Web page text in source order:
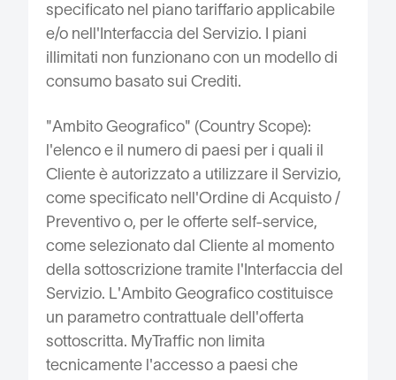
specificato nel piano tariffario applicabile
e/o nell'Interfaccia del Servizio. I piani
illimitati non funzionano con un modello di
consumo basato sui Crediti.
"Ambito Geografico" (Country Scope):
l'elenco e il numero di paesi per i quali il
Cliente è autorizzato a utilizzare il Servizio,
come specificato nell'Ordine di Acquisto /
Preventivo o, per le offerte self-service,
come selezionato dal Cliente al momento
della sottoscrizione tramite l'Interfaccia del
Servizio. L'Ambito Geografico costituisce
un parametro contrattuale dell'offerta
sottoscritta. MyTraffic non limita
tecnicamente l'accesso a paesi che